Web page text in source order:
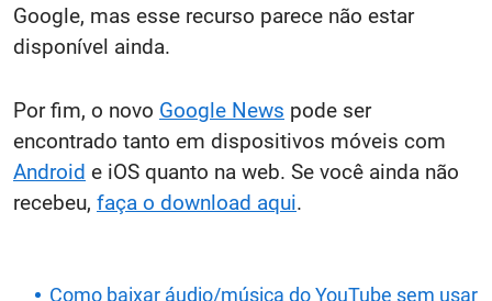
Google, mas esse recurso parece não estar
disponível ainda.
Por fim, o novo Google News pode ser
encontrado tanto em dispositivos móveis com
Android e iOS quanto na web. Se você ainda não
recebeu, faça o download aqui.
Como baixar áudio/música do YouTube sem usar